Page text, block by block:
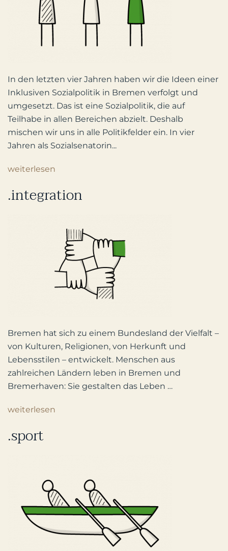
In den letzten vier Jahren haben wir die Ideen einer
Inklusiven Sozialpolitik in Bremen verfolgt und
umgesetzt. Das ist eine Sozialpolitik, die auf
Teilhabe in allen Bereichen abzielt. Deshalb
mischen wir uns in alle Politikfelder ein. In vier
Jahren als Sozialsenatorin...
weiterlesen
.integration
Bremen hat sich zu einem Bundesland der Vielfalt –
von Kulturen, Religionen, von Herkunft und
Lebensstilen – entwickelt. Menschen aus
zahlreichen Ländern leben in Bremen und
Bremerhaven: Sie gestalten das Leben …
weiterlesen
.sport